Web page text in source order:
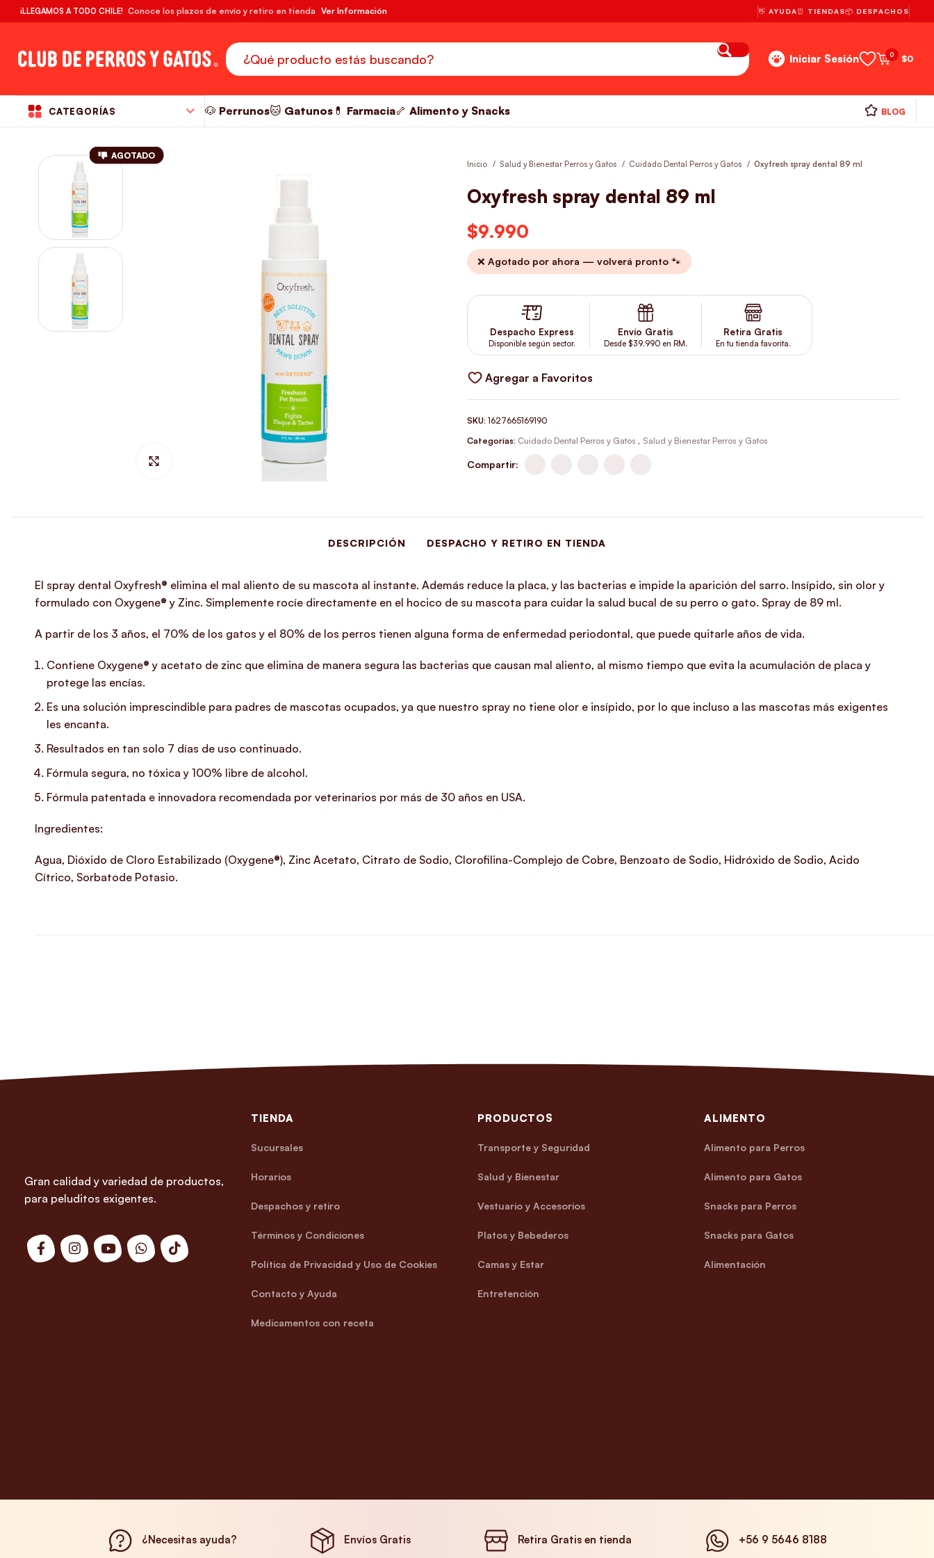
¡LLEGAMOS A TODO CHILE! Conoce los plazos de envío y retiro en tienda Ver Información 👋 AYUDA⏰ TIENDAS📦 DESPACHOS
Iniciar Sesión 0 $0
CATEGORÍAS 🐶 Perrunos🐱 Gatunos 💊 Farmacia🦴 Alimento y Snacks BLOG
AGOTADO
Inicio Salud y Bienestar Perros y Gatos Cuidado Dental Perros y Gatos Oxyfresh spray dental 89 ml
Oxyfresh spray dental 89 ml
$9.990
❌ Agotado por ahora — volverá pronto 🐾
Despacho Express
Disponible según sector.
Envío Gratis
Desde $39.990 en RM.
Retira Gratis
En tu tienda favorita.
Agregar a Favoritos
SKU: 1627665169190
Categorías: Cuidado Dental Perros y Gatos , Salud y Bienestar Perros y Gatos
Compartir:
DESCRIPCIÓN DESPACHO Y RETIRO EN TIENDA
El spray dental Oxyfresh® elimina el mal aliento de su mascota al instante. Además reduce la placa, y las bacterias e impide la aparición del sarro. Insípido, sin olor y
formulado con Oxygene® y Zinc. Simplemente rocíe directamente en el hocico de su mascota para cuidar la salud bucal de su perro o gato. Spray de 89 ml.
A partir de los 3 años, el 70% de los gatos y el 80% de los perros tienen alguna forma de enfermedad periodontal, que puede quitarle años de vida.
Contiene Oxygene® y acetato de zinc que elimina de manera segura las bacterias que causan mal aliento, al mismo tiempo que evita la acumulación de placa y
protege las encías.
Es una solución imprescindible para padres de mascotas ocupados, ya que nuestro spray no tiene olor e insípido, por lo que incluso a las mascotas más exigentes
les encanta.
Resultados en tan solo 7 días de uso continuado.
Fórmula segura, no tóxica y 100% libre de alcohol.
Fórmula patentada e innovadora recomendada por veterinarios por más de 30 años en USA.
Ingredientes:
Agua, Dióxido de Cloro Estabilizado (Oxygene®), Zinc Acetato, Citrato de Sodio, Clorofilina-Complejo de Cobre, Benzoato de Sodio, Hidróxido de Sodio, Acido
Cítrico, Sorbatode Potasio.
Gran calidad y variedad de productos,
para peluditos exigentes.
TIENDA
Sucursales
Horarios
Despachos y retiro
Términos y Condiciones
Política de Privacidad y Uso de Cookies
Contacto y Ayuda
Medicamentos con receta
PRODUCTOS
Transporte y Seguridad
Salud y Bienestar
Vestuario y Accesorios
Platos y Bebederos
Camas y Estar
Entretención
ALIMENTO
Alimento para Perros
Alimento para Gatos
Snacks para Perros
Snacks para Gatos
Alimentación
¿Necesitas ayuda? Envíos Gratis Retira Gratis en tienda +56 9 5646 8188
RM